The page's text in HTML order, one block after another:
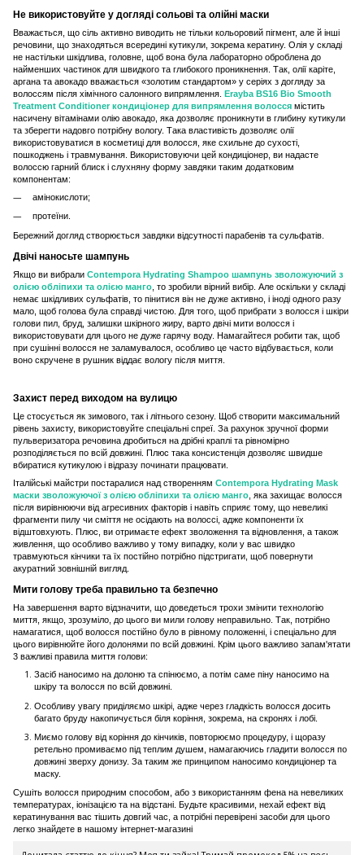
Не використовуйте у догляді сольові та олійні маски
Вважається, що сіль активно виводить не тільки кольоровий пігмент, але й інші
речовини, що знаходяться всередині кутикули, зокрема кератину. Олія у складі
не настільки шкідлива, головне, щоб вона була лабораторно оброблена до
найменших частинок для швидкого та глибокого проникнення. Так, олії каріте,
аргана та авокадо вважається «золотим стандартом» у серіях з догляду за
волоссям після хімічного салонного випрямлення. Erayba BS16 Bio Smooth
Treatment Conditioner кондиціонер для випрямлення волосся містить
насичену вітамінами олію авокадо, яка дозволяє проникнути в глибину кутикули
та зберегти надовго потрібну вологу. Така властивість дозволяє олії
використовуватися в косметиці для волосся, яке схильне до сухості,
пошкоджень і травмування. Використовуючи цей кондиціонер, ви надасте
волоссю гарний блиск і слухняну форму завдяки таким додатковим
компонентам:
амінокислоти;
протеїни.
Бережний догляд створюється завдяки відсутності парабенів та сульфатів.
Двічі наносьте шампунь
Якщо ви вибрали Contempora Hydrating Shampoo шампунь зволожуючий з
олією обліпихи та олією манго , то зробили вірний вибір. Але оскільки у складі
немає шкідливих сульфатів, то пінитися він не дуже активно, і іноді одного разу
мало, щоб голова була справді чистою. Для того, щоб прибрати з волосся і шкіри
голови пил, бруд, залишки шкірного жиру, варто двічі мити волосся і
використовувати для цього не дуже гарячу воду. Намагайтеся робити так, щоб
при сушінні волосся не заламувалося, особливо це часто відбувається, коли
воно скручене в рушник віддає вологу після миття.
Захист перед виходом на вулицю
Це стосується як зимового, так і літнього сезону. Щоб створити максимальний
рівень захисту, використовуйте спеціальні спреї. За рахунок зручної форми
пульверизатора речовина дробиться на дрібні краплі та рівномірно
розподіляється по всій довжині. Плюс така консистенція дозволяє швидше
вбиратися кутикулою і відразу починати працювати.
Італійські майстри постаралися над створенням Contempora Hydrating Mask
маски зволожуючої з олією обліпихи та олією манго , яка захищає волосся
після вирівнюючи від агресивних факторів і навіть сприяє тому, що невеликі
фрагменти пилу чи сміття не осідають на волоссі, адже компоненти їх
відштовхують. Плюс, ви отримаєте ефект зволоження та відновлення, а також
живлення, що особливо важливо у тому випадку, коли у вас швидко
травмуються кінчики та їх постійно потрібно підстригати, щоб повернути
акуратний зовнішній вигляд.
Мити голову треба правильно та безпечно
На завершення варто відзначити, що доведеться трохи змінити технологію
миття, якщо, зрозуміло, до цього ви мили голову неправильно. Так, потрібно
намагатися, щоб волосся постійно було в рівному положенні, і спеціально для
цього вирівнюйте його долонями по всій довжині. Крім цього важливо запам'ятати
3 важливі правила миття голови:
Засіб наносимо на долоню та спінюємо, а потім саме піну наносимо на
шкіру та волосся по всій довжині.
Особливу увагу приділяємо шкірі, адже через гладкість волосся досить
багато бруду накопичується біля коріння, зокрема, на скронях і лобі.
Миємо голову від коріння до кінчиків, повторюємо процедуру, і щоразу
ретельно промиваємо під теплим душем, намагаючись гладити волосся по
довжині зверху донизу. За таким же принципом наносимо кондиціонер та
маску.
Сушіть волосся природним способом, або з використанням фена на невеликих
температурах, іонізацією та на відстані. Будьте красивими, нехай ефект від
кератинування вас тішить довгий час, а потрібні перевірені засоби для цього
легко знайдете в нашому інтернет-магазині